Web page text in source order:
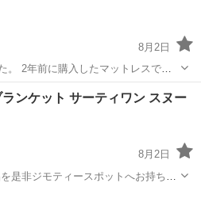
8月2日
。 2年前に購入したマットレスで、
で、目立つ汚れはありません。 土日
えています。八千代中央以外の駅も
央駅 寝具
ンケット サーティワン スヌー
8月2日
非ジモティースポットへお持ち込